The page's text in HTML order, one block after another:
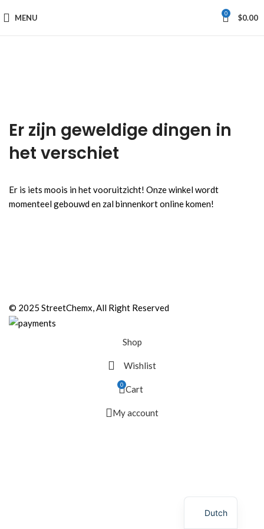
MENU 0 $0.00
Er zijn geweldige dingen in
het verschiet
Er is iets moois in het vooruitzicht! Onze winkel wordt
momenteel gebouwd en zal binnenkort online komen!
© 2025 StreetChemx, All Right Reserved
Shop
Wishlist
0 Cart
My account
Dutch